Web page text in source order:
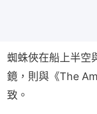
蜘蛛俠在船上半空
鏡，則與《The
致。